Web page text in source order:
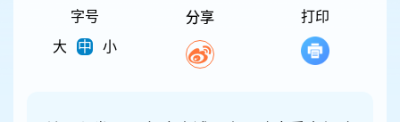
字号
大
中 小
分享 打印